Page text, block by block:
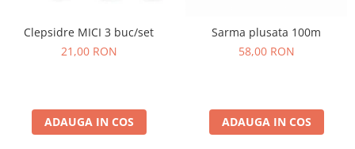
Clepsidre MICI 3 buc/set
21,00 RON
ADAUGA IN COS
Sarma plusata 100m
58,00 RON
ADAUGA IN COS